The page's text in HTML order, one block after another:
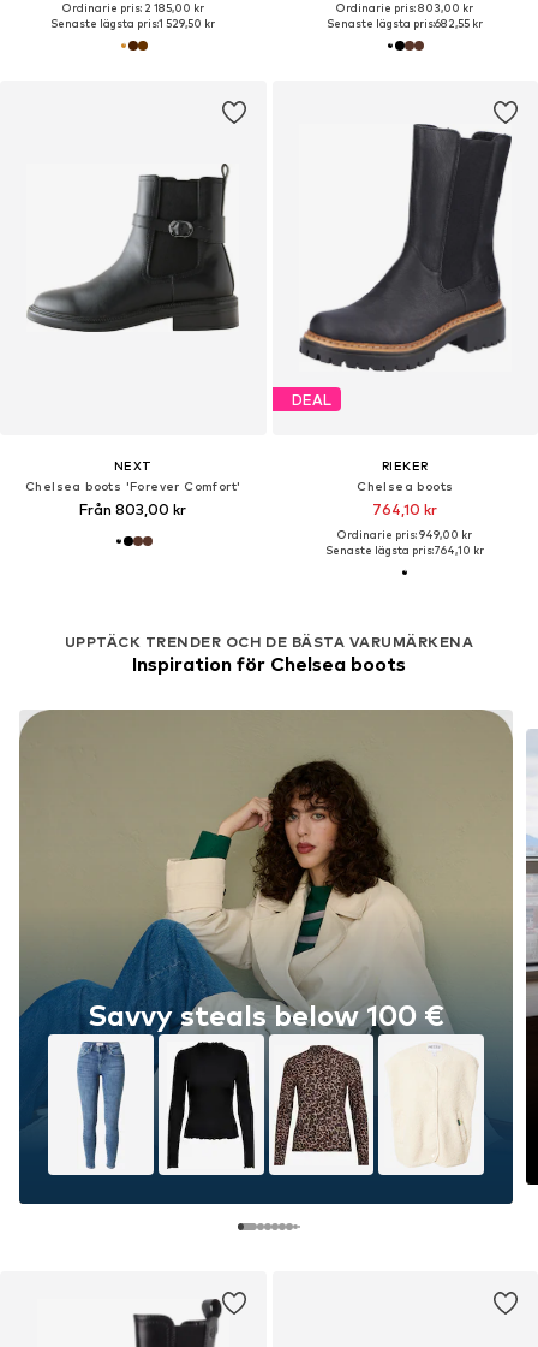
Ordinarie pris: 2 185,00 kr
Senaste lägsta pris:1 529,50 kr
Ordinarie pris: 803,00 kr
Senaste lägsta pris:682,55 kr
NEXT
Chelsea boots 'Forever Comfort'
Från 803,00 kr
DEAL
RIEKER
Chelsea boots
764,10 kr
Ordinarie pris: 949,00 kr
Senaste lägsta pris:764,10 kr
UPPTÄCK TRENDER OCH DE BÄSTA VARUMÄRKENA
Inspiration för Chelsea boots
Savvy steals below 100 €